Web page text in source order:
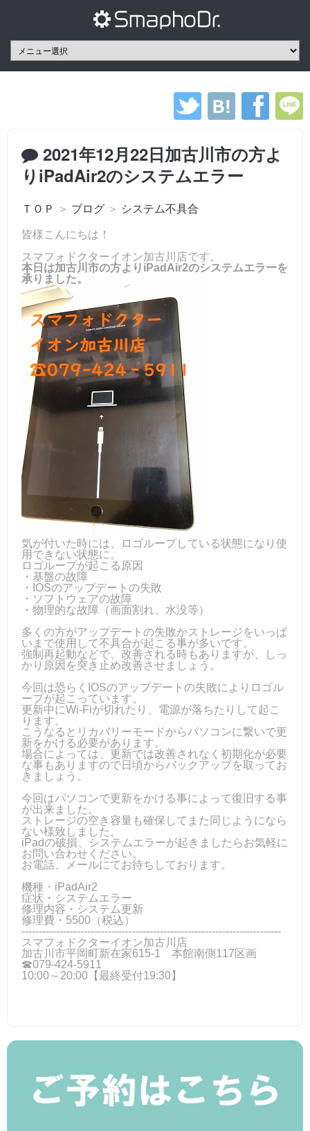
2021年12月22日加古川市の方よ
りiPadAir2のシステムエラー
ＴＯＰ ＞ ブログ ＞ システム不具合
皆様こんにちは！
スマフォドクターイオン加古川店です。
本日は加古川市の方よりiPadAir2のシステムエラーを
承りました。
気が付いた時には、ロゴループしている状態になり使
用できない状態に。
ロゴループが起こる原因
・基盤の故障
・IOSのアップデートの失敗
・ソフトウェアの故障
・物理的な故障（画面割れ、水没等）
多くの方がアップデートの失敗かストレージをいっぱ
いまで使用して不具合が起こる事が多いです。
強制再起動などで、改善される時もありますが、しっ
かり原因を突き止め改善させましょう。
今回は恐らくIOSのアップデートの失敗によりロゴル
ープが起こっています。
更新中にWi-Fiが切れたり、電源が落ちたりして起こ
ります。
こうなるとリカバリーモードからパソコンに繋いで更
新をかける必要があります。
場合によっては、更新では改善されなく初期化が必要
な事もありますので日頃からバックアップを取ってお
きましょう。
今回はパソコンで更新をかける事によって復旧する事
が出来ました。
ストレージの空き容量も確保してまた同じようになら
ない様致しました。
iPadの破損、システムエラーが起きましたらお気軽に
お問い合わせください。
お電話、メールにてお待ちしております。
機種・iPadAir2
症状・システムエラー
修理内容・システム更新
修理費・5500（税込）
---------------------------------------------------------------------------
スマフォドクターイオン加古川店
加古川市平岡町新在家615-1 本館南側117区画
☎079-424‐5911
10:00～20:00【最終受付19:30】